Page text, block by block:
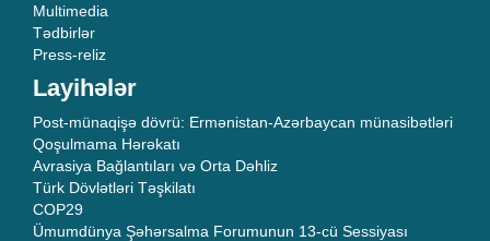
Multimedia
Tədbirlər
Press-reliz
Layihələr
Post-münaqişə dövrü: Ermənistan-Azərbaycan münasibətləri
Qoşulmama Hərəkatı
Avrasiya Bağlantıları və Orta Dəhliz
Türk Dövlətləri Təşkilatı
COP29
Ümumdünya Şəhərsalma Forumunun 13-cü Sessiyası